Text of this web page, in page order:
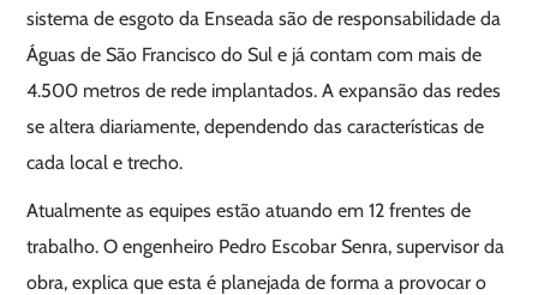
sistema de esgoto da Enseada são de responsabilidade da
Águas de São Francisco do Sul e já contam com mais de
4.500 metros de rede implantados. A expansão das redes
se altera diariamente, dependendo das características de
cada local e trecho.
Atualmente as equipes estão atuando em 12 frentes de
trabalho. O engenheiro Pedro Escobar Senra, supervisor da
obra, explica que esta é planejada de forma a provocar o